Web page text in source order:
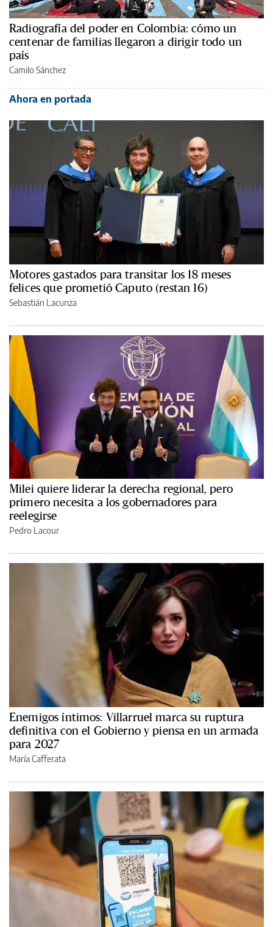
Radiografía del poder en Colombia: cómo un
centenar de familias llegaron a dirigir todo un
país
Camilo Sánchez
Ahora en portada
Motores gastados para transitar los 18 meses
felices que prometió Caputo (restan 16)
Sebastián Lacunza
Milei quiere liderar la derecha regional, pero
primero necesita a los gobernadores para
reelegirse
Pedro Lacour
Enemigos íntimos: Villarruel marca su ruptura
definitiva con el Gobierno y piensa en un armada
para 2027
María Cafferata